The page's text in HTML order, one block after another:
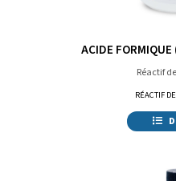
ACIDE
Réactif
RÉACTIF